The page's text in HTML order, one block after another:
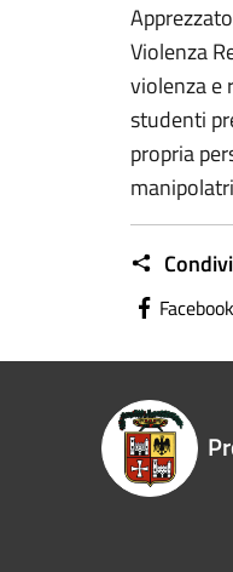
Violenza
violenza e
studenti
propria
Facebook